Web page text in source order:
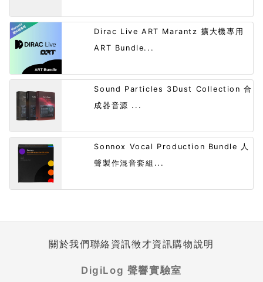
Dirac Live ART Marantz 擴大機專用
ART Bundle...
Sound Particles 3Dust Collection 合
成器音源 ...
Sonnox Vocal Production Bundle 人
聲製作混音套組...
關於我們聯絡資訊徵才資訊購物說明
DigiLog 聲響實驗室